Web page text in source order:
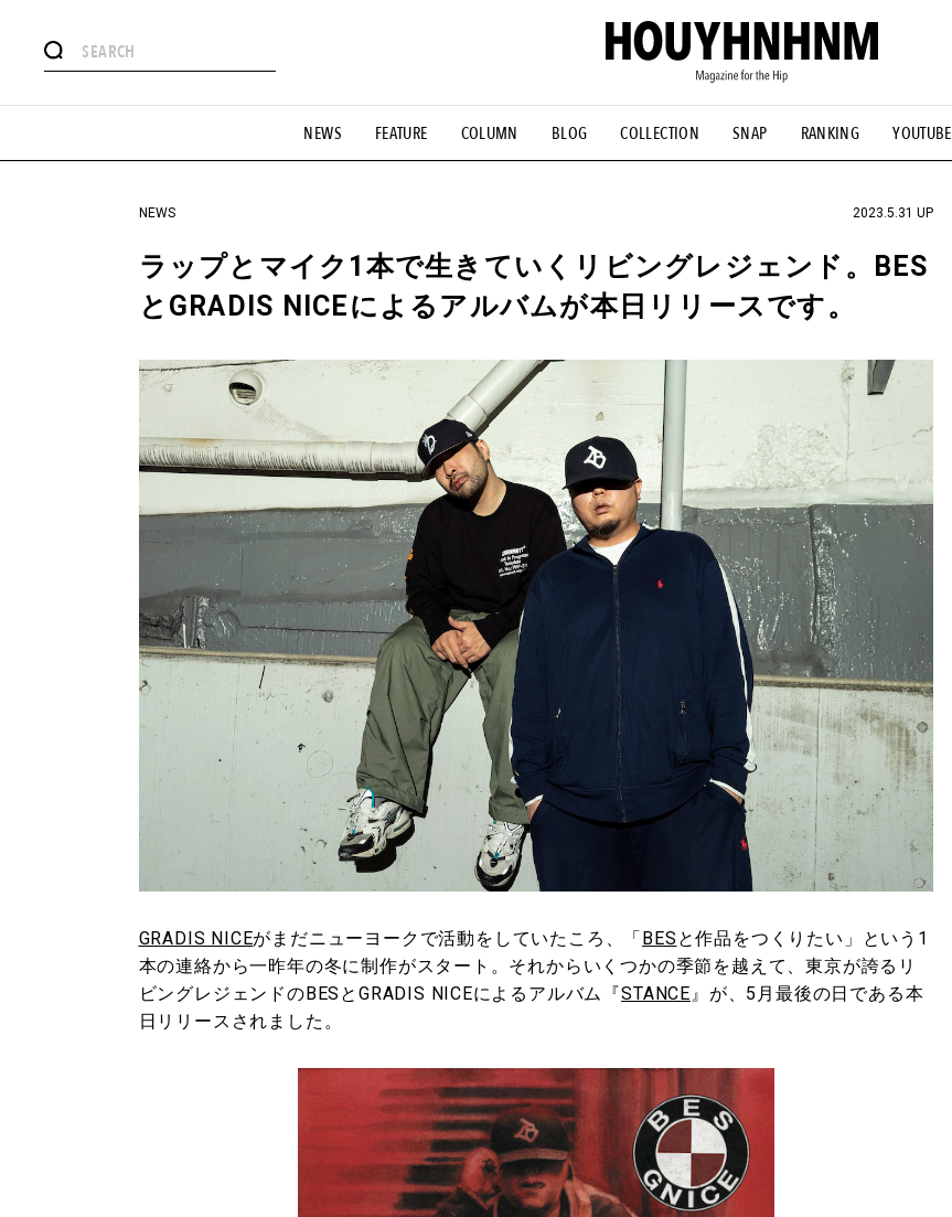
NEWS FEATURE COLUMN BLOG COLLECTION SNAP RANKING YOUTUBE
#憧れの逸品 #ESSENTIAL DESIGNS #古着サミット #NEW VINTAGE #マイナーグッド図鑑
#GH 銘品の所以 #フイナムのYouTube #Commune H #FOCUS IT #AH.H #ととけん #FASHION #MUSIC
#HANDSOME HANDBOOK
NEWS 2023.5.31 UP
ラップとマイク1本で生きていくリビングレジェンド。BES
とGRADIS NICEによるアルバムが本日リリースです。
GRADIS NICEがまだニューヨークで活動をしていたころ、「BES と作品をつくりたい」という1
本の連絡から一昨年の冬に制作がスタート。それからいくつかの季節を越えて、東京が誇るリ
ビングレジェンドのBESとGRADIS NICEによるアルバム『STANCE 』が、5月最後の日である本
日リリースされました。